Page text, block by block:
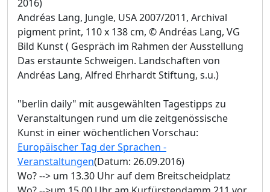
Andréas Lang, Jungle, USA 2007/2011, Archival
pigment print, 110 x 138 cm, © Andréas Lang, VG
Bild Kunst ( Gespräch im Rahmen der Ausstellung
Das erstaunte Schweigen. Landschaften von
Andréas Lang, Alfred Ehrhardt Stiftung, s.u.)
"berlin daily" mit ausgewählten Tagestipps zu
Veranstaltungen rund um die zeitgenössische
Kunst in einer wöchentlichen Vorschau:
Europäischer Tag der Sprachen -
Veranstaltungen(Datum: 26.09.2016)
Wo? --> um 13.30 Uhr auf dem Breitscheidplatz